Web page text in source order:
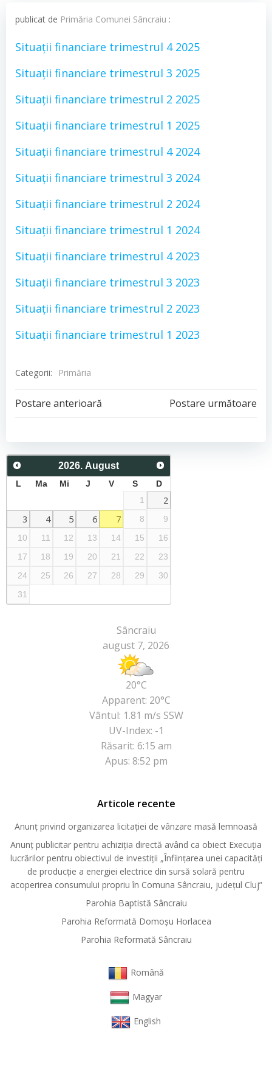
publicat de Primăria Comunei Sâncraiu :
Situații financiare trimestrul 4 2025
Situații financiare trimestrul 3 2025
Situații financiare trimestrul 2 2025
Situații financiare trimestrul 1 2025
Situații financiare trimestrul 4 2024
Situații financiare trimestrul 3 2024
Situații financiare trimestrul 2 2024
Situații financiare trimestrul 1 2024
Situații financiare trimestrul 4 2023
Situații financiare trimestrul 3 2023
Situații financiare trimestrul 2 2023
Situații financiare trimestrul 1 2023
Categorii: Primăria
Post
navigation
Postare anterioară
Post
navigation
Postare următoare
2026. August
L Ma Mi J V S
D
1
2
3
4 5 6 7 8
9
10
11 12 13 14 15
16
17
18 19 20 21 22
23
24
25 26 27 28 29
30
31
Sâncraiu
august 7, 2026
20°C
Apparent: 20°C
Vântul: 1.81 m/s SSW
UV-Index: -1
Răsarit: 6:15 am
Apus: 8:52 pm
Articole recente
Anunț privind organizarea licitației de vânzare masă lemnoasă
Anunț publicitar pentru achiziția directă având ca obiect Execuția
lucrărilor pentru obiectivul de investiții „Înființarea unei capacități
de producție a energiei electrice din sursă solară pentru
acoperirea consumului propriu în Comuna Sâncraiu, județul Cluj”
Parohia Baptistă Sâncraiu
Parohia Reformată Domoşu Horlacea
Parohia Reformată Sâncraiu
Română
Magyar
English